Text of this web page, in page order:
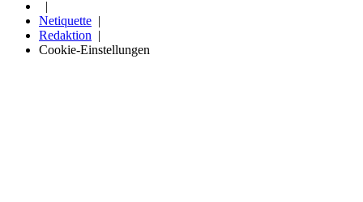
Netiquette
Redaktion
Cookie-Einstellungen